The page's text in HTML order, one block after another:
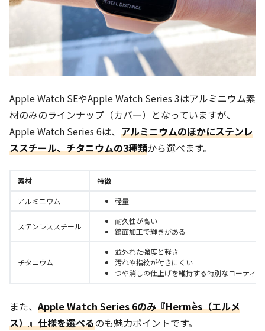
Apple Watch SEやApple Watch Series 3はアルミニウム素
材のみのラインナップ（カバー）となっていますが、
Apple Watch Series 6は、 アルミニウムのほかにステンレ
ススチール、チタニウムの3種類から選べます。
素材
特徴
アルミニウム
軽量
ステンレススチール
耐久性が高い
鏡面加工で輝きがある
チタニウム
並外れた強度と軽さ
汚れや指紋が付きにくい
つや消しの仕上げを維持する特別なコーティ
また、Apple Watch Series 6のみ『Hermès（エルメ
ス）』仕様を選べるのも魅力ポイントです。